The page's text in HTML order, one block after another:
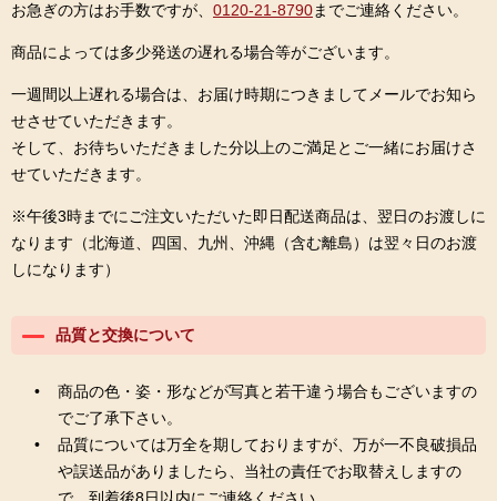
お急ぎの方はお手数ですが、 0120-21-8790までご連絡ください。
商品によっては多少発送の遅れる場合等がございます。
一週間以上遅れる場合は、お届け時期につきましてメールでお知ら
せさせていただきます。
そして、お待ちいただきました分以上のご満足とご一緒にお届けさ
せていただきます。
※午後3時までにご注文いただいた即日配送商品は、翌日のお渡しに
なります（北海道、四国、九州、沖縄（含む離島）は翌々日のお渡
しになります）
品質と交換について
商品の色・姿・形などが写真と若干違う場合もございますの
でご了承下さい。
品質については万全を期しておりますが、万が一不良破損品
や誤送品がありましたら、当社の責任でお取替えしますの